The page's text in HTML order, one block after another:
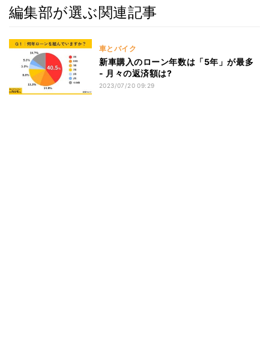
編集部が選ぶ関連記事
車とバイク
新車購入のローン年数は「5年」が最多
- 月々の返済額は?
2023/07/20 09:29